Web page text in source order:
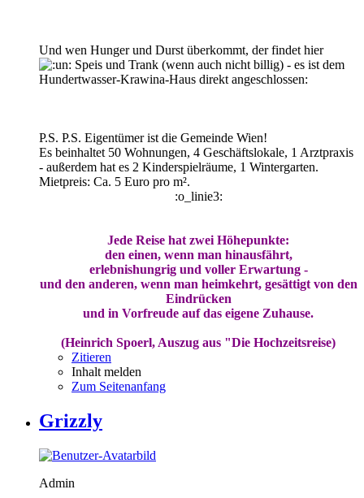
Und wen Hunger und Durst überkommt, der findet hier
Speis und Trank (wenn auch nicht billig) - es ist dem
Hundertwasser-Krawina-Haus direkt angeschlossen:
P.S. P.S. Eigentümer ist die Gemeinde Wien!
Es beinhaltet 50 Wohnungen, 4 Geschäftslokale, 1 Arztpraxis
- außerdem hat es 2 Kinderspielräume, 1 Wintergarten.
Mietpreis: Ca. 5 Euro pro m².
:o_linie3:
Jede Reise hat zwei Höhepunkte:
den einen, wenn man hinausfährt,
erlebnishungrig und voller Erwartung -
und den anderen, wenn man heimkehrt, gesättigt von den
Eindrücken
und in Vorfreude auf das eigene Zuhause.
(Heinrich Spoerl, Auszug aus "Die Hochzeitsreise)
Zitieren
Inhalt melden
Zum Seitenanfang
Grizzly
Admin